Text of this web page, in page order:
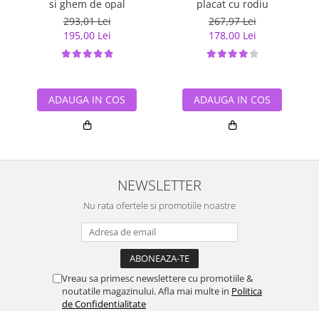
si ghem de opal
293,01 Lei
195,00 Lei
ADAUGA IN COS
placat cu rodiu
267,97 Lei
178,00 Lei
ADAUGA IN COS
NEWSLETTER
Nu rata ofertele si promotiile noastre
Vreau sa primesc newslettere cu promotiile &
noutatile magazinului. Afla mai multe in Politica
de Confidentialitate